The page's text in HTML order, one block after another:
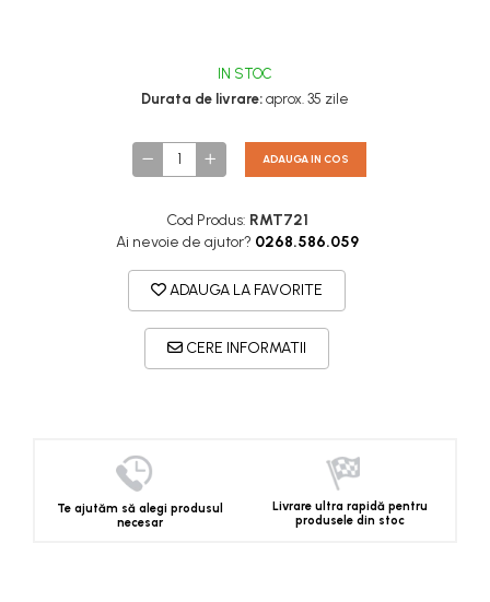
IN STOC
Durata de livrare: aprox. 35 zile
ADAUGA IN COS
Cod Produs: RMT721
Ai nevoie de ajutor? 0268.586.059
ADAUGA LA FAVORITE
CERE INFORMATII
Te ajutăm să alegi produsul
necesar
Livrare ultra rapidă pentru
produsele din stoc